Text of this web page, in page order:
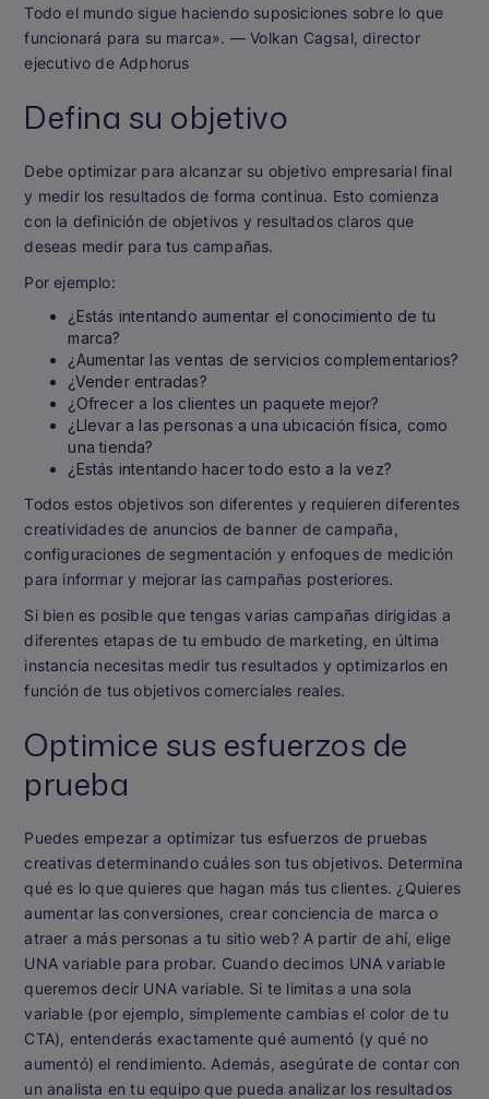
Todo el mundo sigue haciendo suposiciones sobre lo que
funcionará para su marca». — Volkan Cagsal, director
ejecutivo de Adphorus
Defina su objetivo
Debe optimizar para alcanzar su objetivo empresarial final
y medir los resultados de forma continua. Esto comienza
con la definición de objetivos y resultados claros que
deseas medir para tus campañas.
Por ejemplo:
¿Estás intentando aumentar el conocimiento de tu
marca?
¿Aumentar las ventas de servicios complementarios?
¿Vender entradas?
¿Ofrecer a los clientes un paquete mejor?
¿Llevar a las personas a una ubicación física, como
una tienda?
¿Estás intentando hacer todo esto a la vez?
Todos estos objetivos son diferentes y requieren diferentes
creatividades de anuncios de banner de campaña,
configuraciones de segmentación y enfoques de medición
para informar y mejorar las campañas posteriores.
Si bien es posible que tengas varias campañas dirigidas a
diferentes etapas de tu embudo de marketing, en última
instancia necesitas medir tus resultados y optimizarlos en
función de tus objetivos comerciales reales.
Optimice sus esfuerzos de
prueba
Puedes empezar a optimizar tus esfuerzos de pruebas
creativas determinando cuáles son tus objetivos. Determina
qué es lo que quieres que hagan más tus clientes. ¿Quieres
aumentar las conversiones, crear conciencia de marca o
atraer a más personas a tu sitio web? A partir de ahí, elige
UNA variable para probar. Cuando decimos UNA variable
queremos decir UNA variable. Si te limitas a una sola
variable (por ejemplo, simplemente cambias el color de tu
CTA), entenderás exactamente qué aumentó (y qué no
aumentó) el rendimiento. Además, asegúrate de contar con
un analista en tu equipo que pueda analizar los resultados